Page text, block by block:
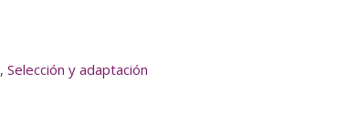
,Selección y adaptación